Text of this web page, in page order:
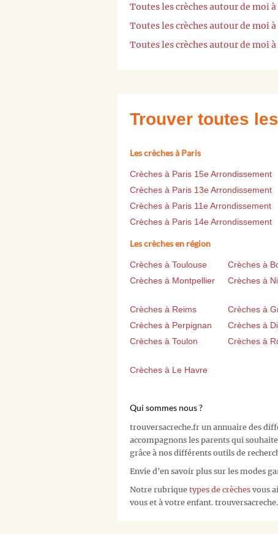
Toutes les crèches autour de moi
Toutes les crèches autour de moi
Toutes les crèches autour de moi
Trouver toutes
Les crèches à Paris
Crèches à Paris 15e Arrondissement
Crèches à Paris 13e Arrondissement
Crèches à Paris 11e Arrondissement
Crèches à Paris 14e Arrondissement
Les crèches en région
Crèches à Toulouse Crèches à
Crèches à Montpellier
Crèches à
Crèches à Reims
Crèches à
Crèches à Perpignan
Crèches à
Crèches à Toulon
Crèches à
Crèches à Le Havre
Qui sommes nous ?
trouversacreche.fr un annuaire des
accompagnons les parents qui
grâce à nos différents outils de
Envie d'en savoir plus sur les modes
Notre rubrique types de crèches vous
vous et à votre enfant.